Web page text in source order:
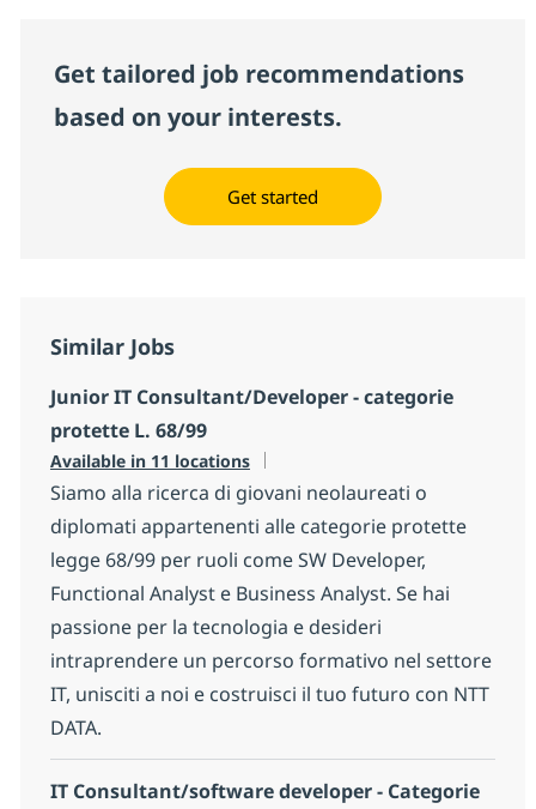
Get tailored job recommendations
based on your interests.
Get started
Similar Jobs
Junior IT Consultant/Developer - categorie
protette L. 68/99
Available in 11 locations
Siamo alla ricerca di giovani neolaureati o
diplomati appartenenti alle categorie protette
legge 68/99 per ruoli come SW Developer,
Functional Analyst e Business Analyst. Se hai
passione per la tecnologia e desideri
intraprendere un percorso formativo nel settore
IT, unisciti a noi e costruisci il tuo futuro con NTT
DATA.
IT Consultant/software developer - Categorie